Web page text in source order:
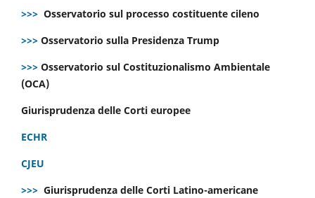
>>> Osservatorio sul processo costituente cileno
>>> Osservatorio sulla Presidenza Trump
>>> Osservatorio sul Costituzionalismo Ambientale
(OCA)
Giurisprudenza delle Corti europee
ECHR
CJEU
>>> Giurisprudenza delle Corti Latino-americane